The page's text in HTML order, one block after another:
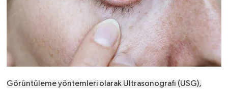
Görüntüleme yöntemleri olarak Ultrasonografı (USG),